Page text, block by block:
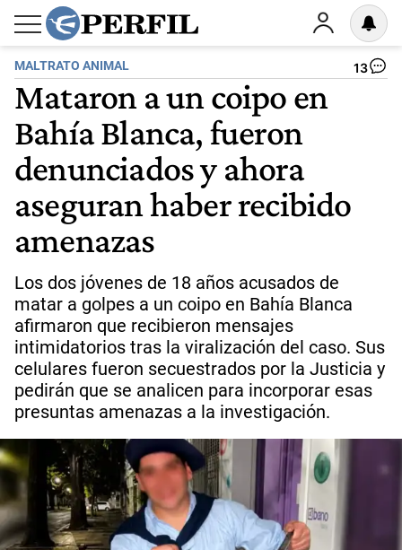
MALTRATO ANIMAL 13
Mataron a un coipo en
Bahía Blanca, fueron
denunciados y ahora
aseguran haber recibido
amenazas
Los dos jóvenes de 18 años acusados de
matar a golpes a un coipo en Bahía Blanca
afirmaron que recibieron mensajes
intimidatorios tras la viralización del caso. Sus
celulares fueron secuestrados por la Justicia y
pedirán que se analicen para incorporar esas
presuntas amenazas a la investigación.